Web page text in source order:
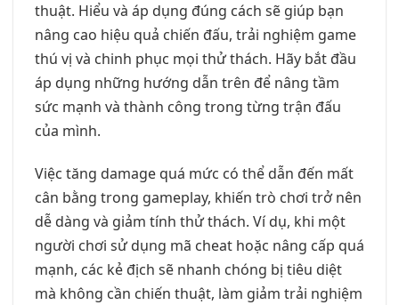
thuật. Hiểu và áp dụng đúng cách sẽ giúp bạn
nâng cao hiệu quả chiến đấu, trải nghiệm game
thú vị và chinh phục mọi thử thách. Hãy bắt đầu
áp dụng những hướng dẫn trên để nâng tầm
sức mạnh và thành công trong từng trận đấu
của mình.
Việc tăng damage quá mức có thể dẫn đến mất
cân bằng trong gameplay, khiến trò chơi trở nên
dễ dàng và giảm tính thử thách. Ví dụ, khi một
người chơi sử dụng mã cheat hoặc nâng cấp quá
mạnh, các kẻ địch sẽ nhanh chóng bị tiêu diệt
mà không cần chiến thuật, làm giảm trải nghiệm